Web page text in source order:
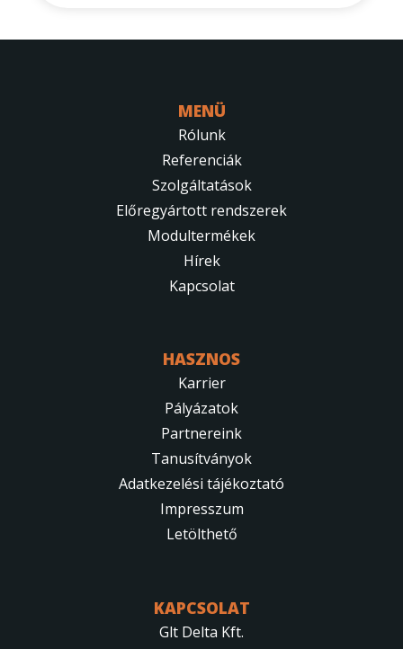
MENÜ
Rólunk
Referenciák
Szolgáltatások
Előregyártott rendszerek
Modultermékek
Hírek
Kapcsolat
HASZNOS
Karrier
Pályázatok
Partnereink
Tanusítványok
Adatkezelési tájékoztató
Impresszum
Letölthető
KAPCSOLAT
Glt Delta Kft.